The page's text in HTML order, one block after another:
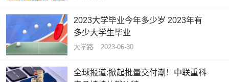
2023大学毕业今年多少岁 2023年有
多少大学生毕业
大学路 2023-06-30
全球报道:掀起批量交付潮！中联重科